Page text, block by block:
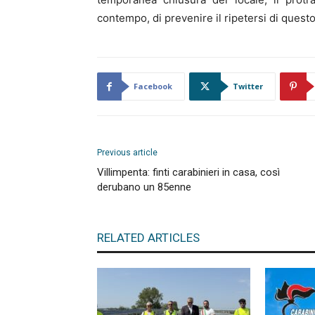
contempo, di prevenire il ripetersi di
Facebook Twitter
Previous article
Villimpenta: finti carabinieri in casa, così
derubano un 85enne
RELATED ARTICLES